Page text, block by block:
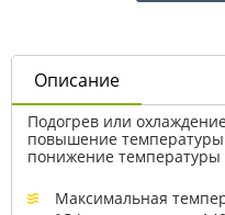
Описание
Подогрев или
повышение
понижение
Максимальная